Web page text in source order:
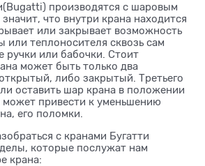
производятся с шаровым
что внутри крана находится
или закрывает возможность
или теплоносителя сквозь сам
ручки или бабочки. Стоит
может быть только два
либо закрытый. Третьего
оставить шар крана в положении
может привести к уменьшению
его поломки.
с кранами Бугатти
которые послужат нам
крана: